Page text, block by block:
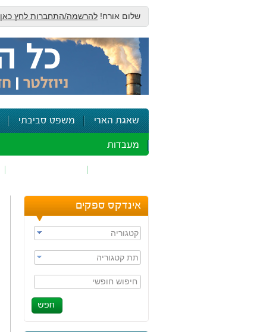
שלום אורח! להרשמה/התחברות לחץ כאן
שאגת הארי משפט סביבתי
מעבדות
אינדקס ספקים
קטגוריה
תת קטגוריה
חיפוש חופשי